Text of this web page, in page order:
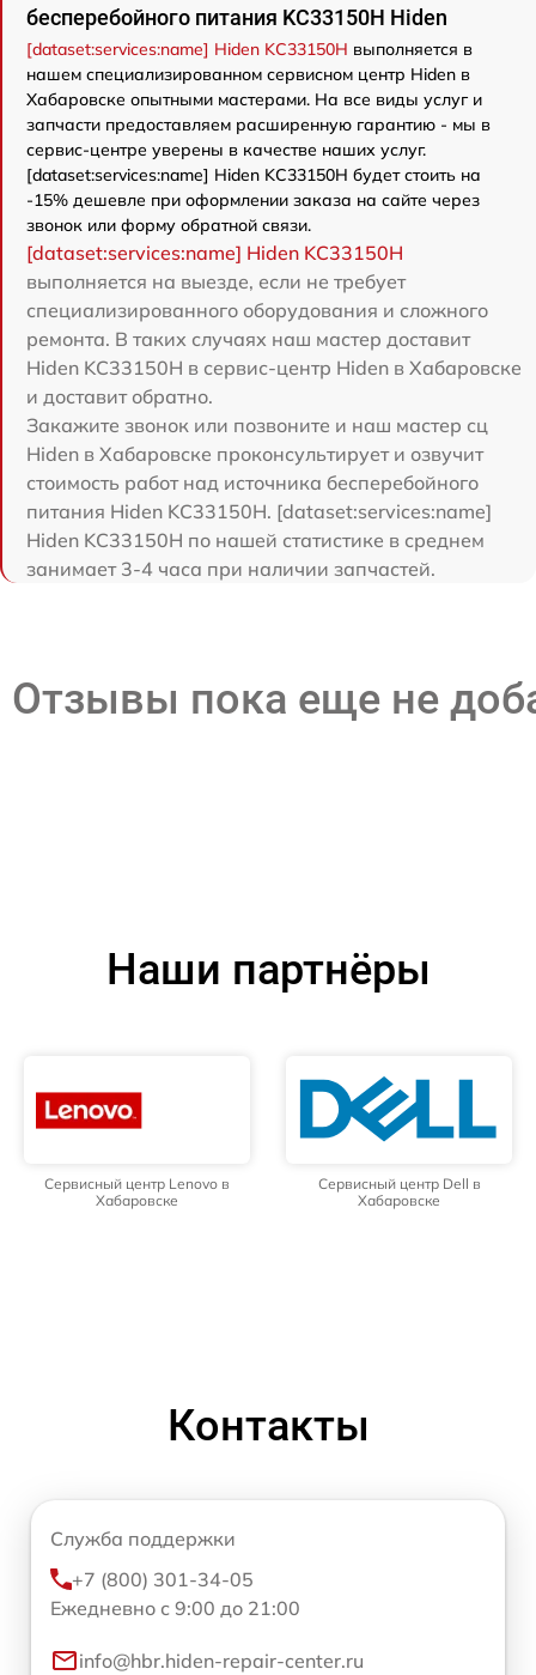
бесперебойного питания KC33150H Hiden
[dataset:services:name] Hiden KC33150H выполняется в
нашем специализированном сервисном центр Hiden в
Хабаровске опытными мастерами. На все виды услуг и
запчасти предоставляем расширенную гарантию - мы в
сервис-центре уверены в качестве наших услуг.
[dataset:services:name] Hiden KC33150H будет стоить на
-15% дешевле при оформлении заказа на сайте через
звонок или форму обратной связи.
[dataset:services:name] Hiden KC33150H
выполняется на выезде, если не требует
специализированного оборудования и сложного
ремонта. В таких случаях наш мастер доставит
Hiden KC33150H в сервис-центр Hiden в Хабаровске
и доставит обратно.
Закажите звонок или позвоните и наш мастер сц
Hiden в Хабаровске проконсультирует и озвучит
стоимость работ над источника бесперебойного
питания Hiden KC33150H. [dataset:services:name]
Hiden KC33150H по нашей статистике в среднем
занимает 3-4 часа при наличии запчастей.
Отзывы пока еще не
Наши партнёры
Сервисный центр Lenovo в
Хабаровске
Сервисный центр Dell в
Хабаровске
Контакты
Служба поддержки
+7 (800) 301-34-05
Ежедневно с 9:00 до 21:00
info@hbr.hiden-repair-center.ru